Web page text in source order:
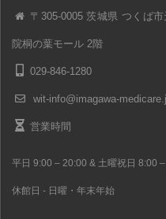
〒305-0005 茨城県 つくば
院桐の葉モール 2階
029-846-1280
wit-info@imagawa-
営業時間
平日 9:00 – 20:00 & 土曜祝日 8:00
休館日 - 日曜・年末年始